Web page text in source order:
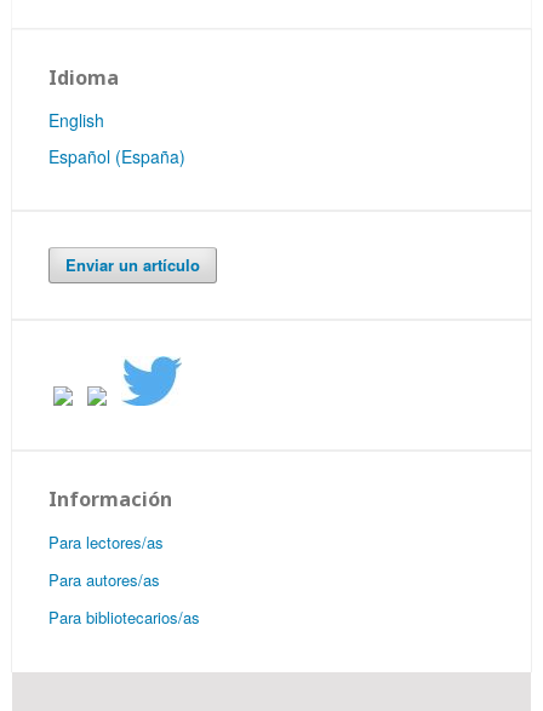
Idioma
English
Español (España)
Enviar un artículo
Información
Para lectores/as
Para autores/as
Para bibliotecarios/as